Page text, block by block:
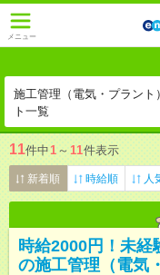
メニュー
施工管理（電気・プラント
ト一覧
11件中1 ～ 11件表示
新着順 時給順 人
時給2000円！未経
の施工管理（電気